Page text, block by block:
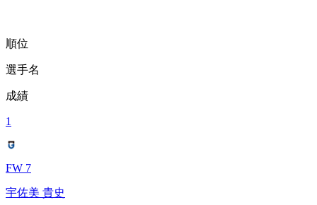
順位
選手名
成績
1
FW 7
宇佐美 貴史